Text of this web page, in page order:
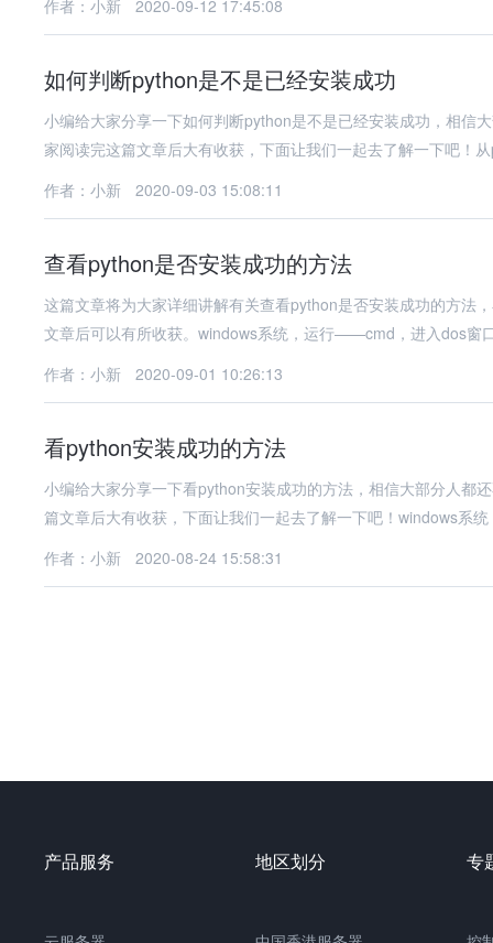
作者：小新
2020-09-12 17:45:08
如何判断python是不是已经安装成功
小编给大家分享一下如何判断python是不是已经安装成功，相信
家阅读完这篇文章后大有收获，下面让我们一起去了解一下吧！
作者：小新
2020-09-03 15:08:11
查看python是否安装成功的方法
这篇文章将为大家详细讲解有关查看python是否安装成功的方法
文章后可以有所收获。windows系统，运行——cmd，进入dos窗
作者：小新
2020-09-01 10:26:13
看python安装成功的方法
小编给大家分享一下看python安装成功的方法，相信大部分人都
篇文章后大有收获，下面让我们一起去了解一下吧！windows系
作者：小新
2020-08-24 15:58:31
产品服务 地区划分 专